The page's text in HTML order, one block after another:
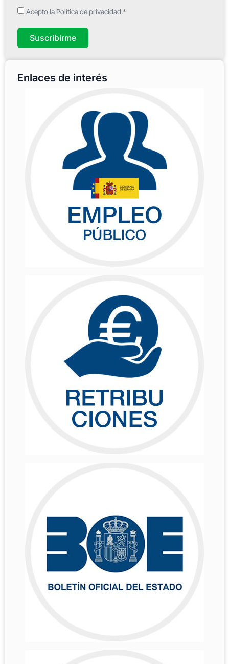
Acepto la Política de privacidad.*
Suscribirme
Enlaces de interés